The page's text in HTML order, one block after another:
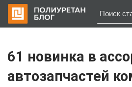
содержимому
61 новинка в
автозапчастей